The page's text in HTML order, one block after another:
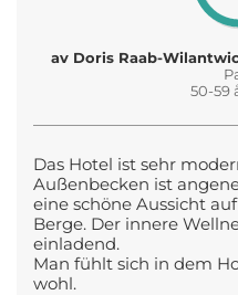
av Doris Raab-
50-59
Das Hotel ist sehr
Außenbecken ist
eine schöne Aussicht
Berge. Der innere
einladend.
Man fühlt sich in dem
wohl.